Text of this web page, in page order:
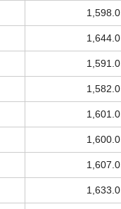
1,598.0
1,644.0
1,591.0
1,582.0
1,601.0
1,600.0
1,607.0
1,633.0